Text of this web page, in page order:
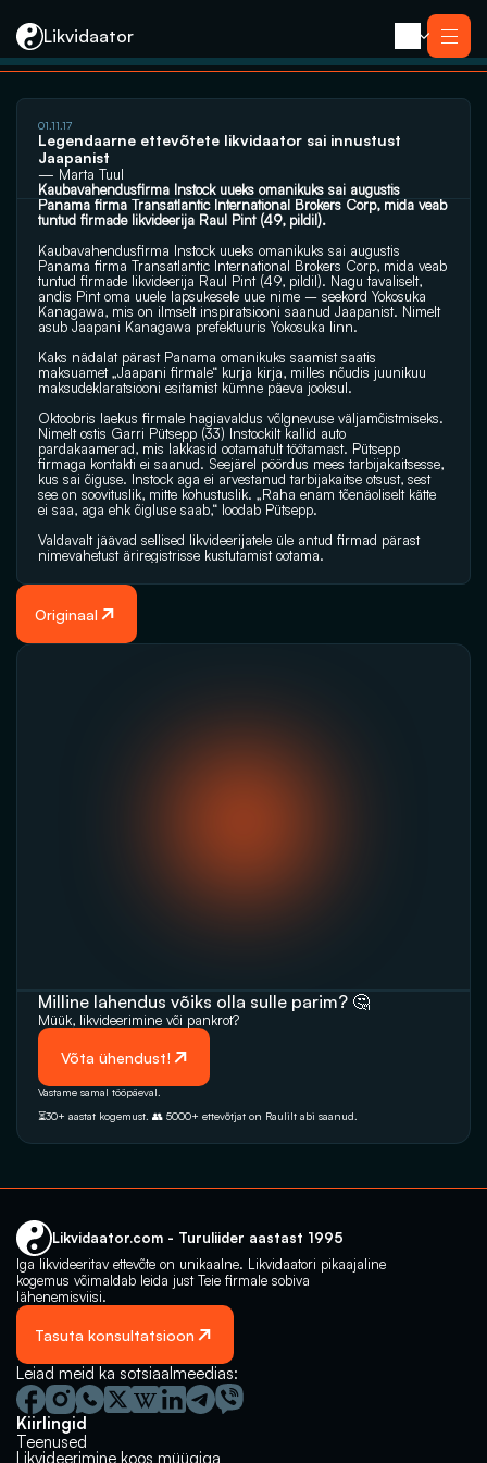
Likvidaator
Teenused
Likvideerimine koos müügiga
Likvideerimine
Saneerimine
Pankrotimenetlus
E-residendi ettevõtte sulgemine
Kontakt
01.11.17
Legendaarne ettevõtete likvidaator sai innustust
Jaapanist
— Marta Tuul
Kaubavahendusfirma Instock uueks omanikuks sai augustis
Panama firma Transatlantic International Brokers Corp, mida veab
tuntud firmade likvideerija Raul Pint (49, pildil).
Kaubavahendusfirma Instock uueks omanikuks sai augustis
Panama firma Transatlantic International Brokers Corp, mida veab
tuntud firmade likvideerija Raul Pint (49, pildil). Nagu tavaliselt,
andis Pint oma uuele lapsukesele uue nime – seekord Yokosuka
Kanagawa, mis on ilmselt inspiratsiooni saanud Jaapanist. Nimelt
asub Jaapani Kanagawa prefektuuris Yokosuka linn.
Kaks nädalat pärast Panama omanikuks saamist saatis
maksuamet „Jaapani firmale“ kurja kirja, milles nõudis juunikuu
maksudeklaratsiooni esitamist kümne päeva jooksul.
Oktoobris laekus firmale hagiavaldus võlgnevuse väljamõistmiseks.
Nimelt ostis Garri ­Pütsepp (33) Instockilt kallid auto
pardakaamerad, mis lakkasid ootamatult töötamast. Pütsepp
firmaga kontakti ei saanud. Seejärel pöördus mees tarbijakaitsesse,
kus sai õiguse. Instock aga ei arvestanud tarbijakaitse otsust, sest
see on soovituslik, mitte kohustuslik. „Raha enam tõenäoliselt kätte
ei saa, aga ehk õigluse saab,“ loodab Pütsepp.
Valdavalt jäävad sellised likvideerijatele üle antud firmad pärast
nimevahetust äriregistrisse kustutamist ootama.
Originaal
Milline lahendus võiks olla sulle parim? 🤔
Müük, likvideerimine‬‭ või pankrot?
Võta ühendust!
Vastame samal tööpäeval.
⏳30+ aastat kogemust. 👥 5000+‭ ettevõtjat on Raulilt abi saanud.‬
Likvidaator.com - Turuliider aastast 1995
Iga likvideeritav ettevõte on unikaalne. Likvidaatori pikaajaline
kogemus võimaldab leida just Teie firmale sobiva
lähenemisviisi.
Tasuta konsultatsioon
Leiad meid ka sotsiaalmeedias:
Kiirlingid
Teenused
Likvideerimine koos müügiga